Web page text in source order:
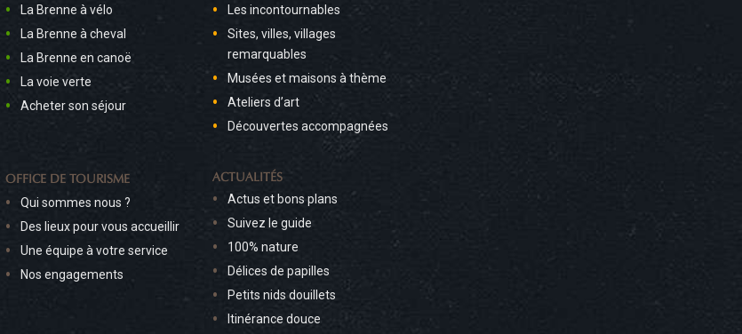
La Brenne à vélo
La Brenne à cheval
La Brenne en canoë
La voie verte
Acheter son séjour
Les incontournables
Sites, villes, villages
remarquables
Musées et maisons à thème
Ateliers d’art
Découvertes accompagnées
OFFICE DE TOURISME
Qui sommes nous ?
Des lieux pour vous accueillir
Une équipe à votre service
Nos engagements
ACTUALITÉS
Actus et bons plans
Suivez le guide
100% nature
Délices de papilles
Petits nids douillets
Itinérance douce